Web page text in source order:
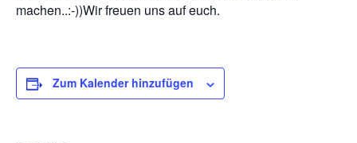
machen..:-))Wir freuen uns auf euch.
Zum Kalender hinzufügen